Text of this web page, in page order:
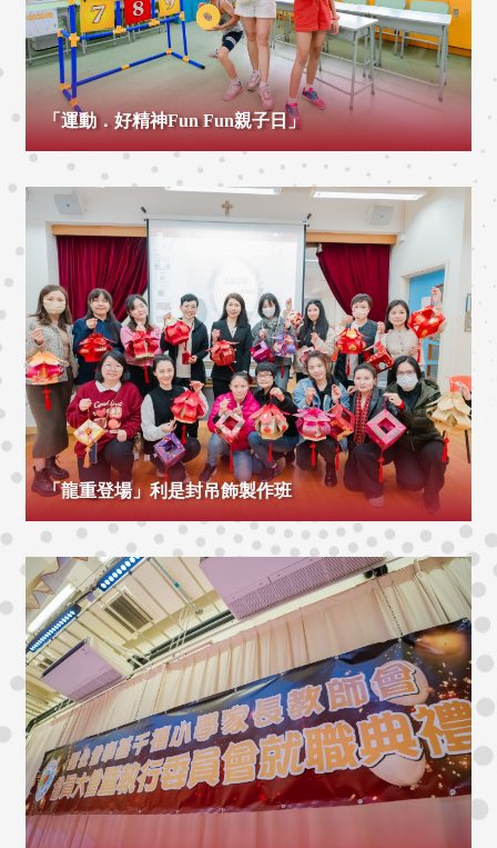
「運動．好精神Fun Fun親子日」
「龍重登場」利是封吊飾製作班